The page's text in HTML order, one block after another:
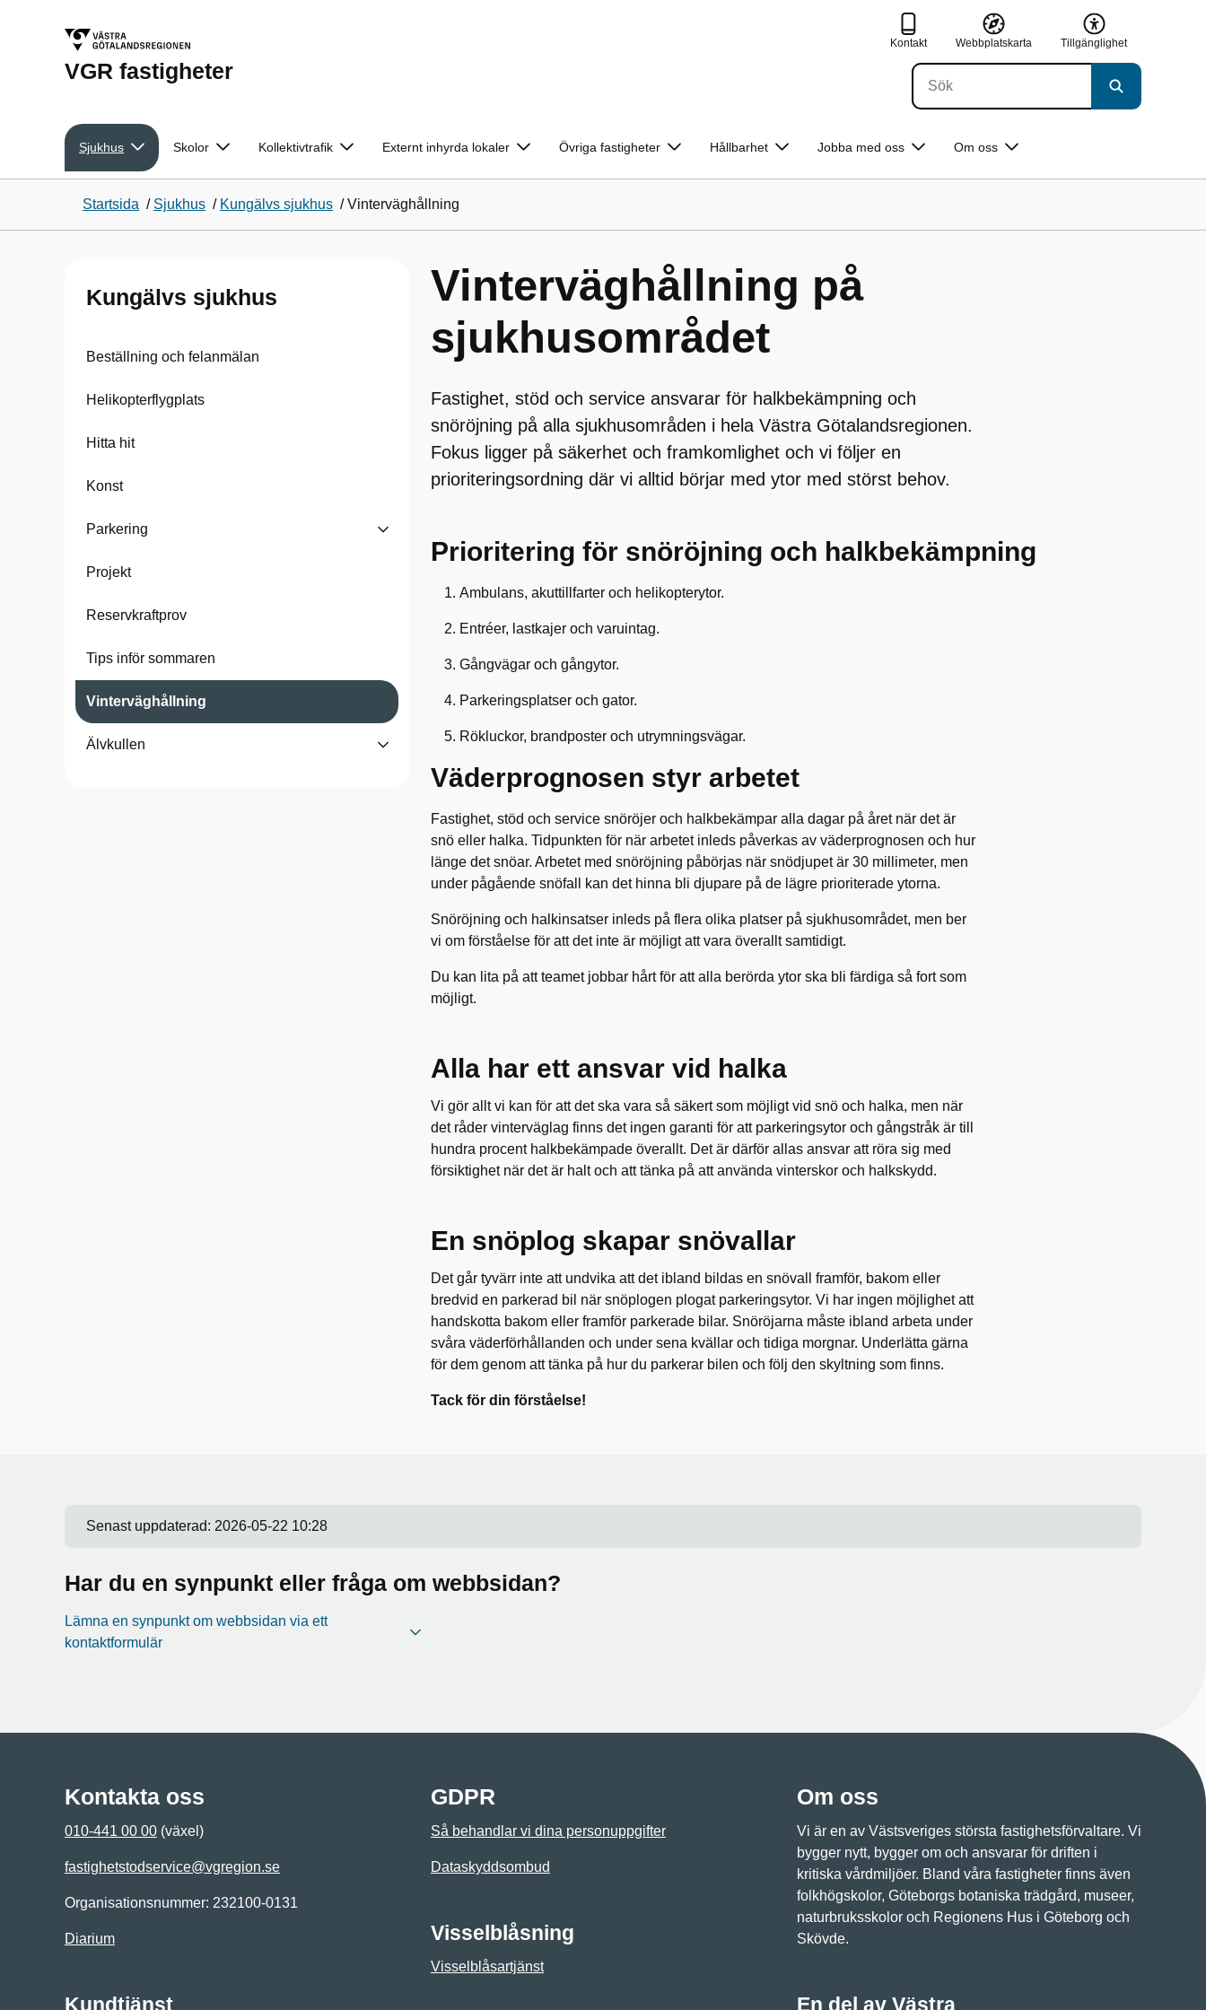
VGR fastigheter
Kontakt Webbplatskarta Tillgänglighet
Sjukhus Skolor Kollektivtrafik Externt inhyrda lokaler Övriga fastigheter Hållbarhet Jobba med oss Om oss
Startsida / Sjukhus / Kungälvs sjukhus /Vinterväghållning
Kungälvs sjukhus
Beställning och felanmälan
Helikopterflygplats
Hitta hit
Konst
Parkering
Projekt
Reservkraftprov
Tips inför sommaren
Vinterväghållning
Älvkullen
Vinterväghållning på
sjukhusområdet
Fastighet, stöd och service ansvarar för halkbekämpning och
snöröjning på alla sjukhusområden i hela Västra Götalandsregionen.
Fokus ligger på säkerhet och framkomlighet och vi följer en
prioriteringsordning där vi alltid börjar med ytor med störst behov.
Prioritering för snöröjning och halkbekämpning
Ambulans, akuttillfarter och helikopterytor.
Entréer, lastkajer och varuintag.
Gångvägar och gångytor.
Parkeringsplatser och gator.
Rökluckor, brandposter och utrymningsvägar.
Väderprognosen styr arbetet
Fastighet, stöd och service snöröjer och halkbekämpar alla dagar på året när det är
snö eller halka. Tidpunkten för när arbetet inleds påverkas av väderprognosen och hur
länge det snöar. Arbetet med snöröjning påbörjas när snödjupet är 30 milli­meter, men
under pågående snöfall kan det hinna bli djupare på de lägre prioriterade ytorna.
Snöröjning och halkinsatser inleds på flera olika platser på sjukhusområdet, men ber
vi om förståelse för att det inte är möjligt att vara överallt samtidigt.
Du kan lita på att teamet jobbar hårt för att alla berörda ytor ska bli färdiga så fort som
möjligt.
Alla har ett ansvar vid halka
Vi gör allt vi kan för att det ska vara så säkert som möjligt vid snö och halka, men när
det råder vinterväglag finns det ingen garanti för att parkeringsytor och gångstråk är till
hundra procent halkbekämpade överallt. Det är därför allas ansvar att röra sig med
försiktighet när det är halt och att tänka på att använda vinterskor och halkskydd.
En snöplog skapar snövallar
Det går tyvärr inte att undvika att det ibland bildas en snövall framför, bakom eller
bredvid en parkerad bil när snöplogen plogat parkeringsytor. Vi har ingen möjlighet att
handskotta bakom eller framför parkerade bilar. Snöröjarna måste ibland arbeta under
svåra väderförhållanden och under sena kvällar och tidiga morgnar. Underlätta gärna
för dem genom att tänka på hur du parkerar bilen och följ den skyltning som finns.
Tack för din förståelse!
Senast uppdaterad: 2026-05-22 10:28
Har du en synpunkt eller fråga om webbsidan?
Lämna en synpunkt om webbsidan via ett
kontaktformulär
Kontakta oss
010-441 00 00 (växel)
fastighetstodservice@vgregion.se
Organisationsnummer: 232100-0131
Diarium
Kundtjänst
GDPR
Så behandlar vi dina personuppgifter
Dataskyddsombud
Visselblåsning
Visselblåsartjänst
Om oss
Vi är en av Västsveriges största fastighetsförvaltare. Vi
bygger nytt, bygger om och ansvarar för driften i
kritiska vårdmiljöer. Bland våra fastigheter finns även
folkhögskolor, Göteborgs botaniska trädgård, museer,
naturbruksskolor och Regionens Hus i Göteborg och
Skövde.
En del av Västra